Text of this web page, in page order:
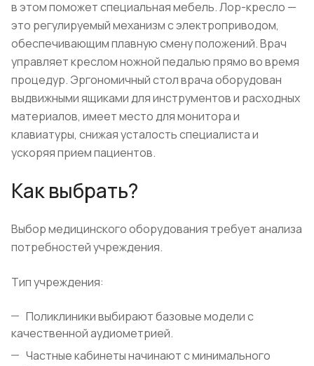
в этом поможет специальная мебель. Лор-кресло —
это регулируемый механизм с электроприводом,
обеспечивающим плавную смену положений. Врач
управляет креслом ножной педалью прямо во время
процедур. Эргономичный стол врача оборудован
выдвижными ящиками для инструментов и расходных
материалов, имеет место для монитора и
клавиатуры, снижая усталость специалиста и
ускоряя прием пациентов.
Как выбрать?
Выбор медицинского оборудования требует анализа
потребностей учреждения.
Тип учреждения:
Поликлиники выбирают базовые модели с
качественной аудиометрией.
Частные кабинеты начинают с минимального